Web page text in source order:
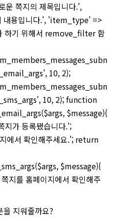
쪽지의 제목입니다.',
내용입니다.', 'item_type' =>
하기 위해서 remove_filter 함
10, 2);
10, 2); function
$message){
가 등록됐습니다.';
에서 확인해주세요.'; return
$message){
지를 홈페이지에서 확인해주
을 지워줄까요?